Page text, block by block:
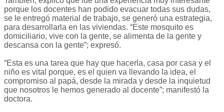
porque los docentes han podido evacuar todas sus dudas,
se le entregó material de trabajo, se generó una estrategia,
para desarrollarla en las viviendas. “Este mosquito es
domiciliario, vive con la gente, se alimenta de la gente y
descansa con la gente”; expresó.
“Esta es una tarea que hay que hacerla, casa por casa y el
niño es vital porque, es el quien va llevando la idea, el
compromiso al papá, desde la mirada y desde la inquietud
que nosotros le hemos generado al docente”; manifestó la
doctora.